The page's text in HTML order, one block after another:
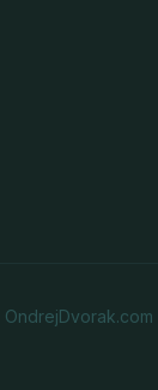
OndrejDvorak.com